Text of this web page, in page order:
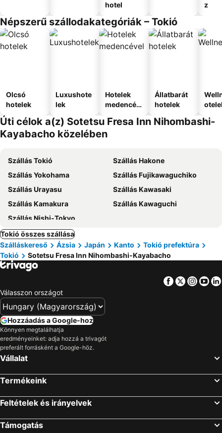
hotel
z
Népszerű szállodakategóriák – Tokió
Olcsó
hotelek
Luxushote
lek
Hotelek
medencév
Állatbarát
hotelek
Úti célok a(z) Sotetsu Fresa Inn Nihombashi-
Kayabacho közelében
Szállás Tokió
Szállás Hakone
Szállás Yokohama
Szállás Fujikawaguchiko
Szállás Urayasu
Szállás Kawasaki
Szállás Kamakura
Szállás Kawaguchi
Szállás Nishi-Tokyo
Tokió összes szállása
Szálláskereső
Ázsia Japán Kanto
Tokió prefektúra
Tokió
Sotetsu Fresa Inn Nihombashi-Kayabacho
Facebook
Twitter
Válasszon országot
Hozzáadás a Google-hoz
Könnyen megtalálhatja
eredményeinket: adja hozzá a trivagót
preferált forrásként a Google-höz.
Vállalat
Termékeink
Feltételek és irányelvek
Támogatás